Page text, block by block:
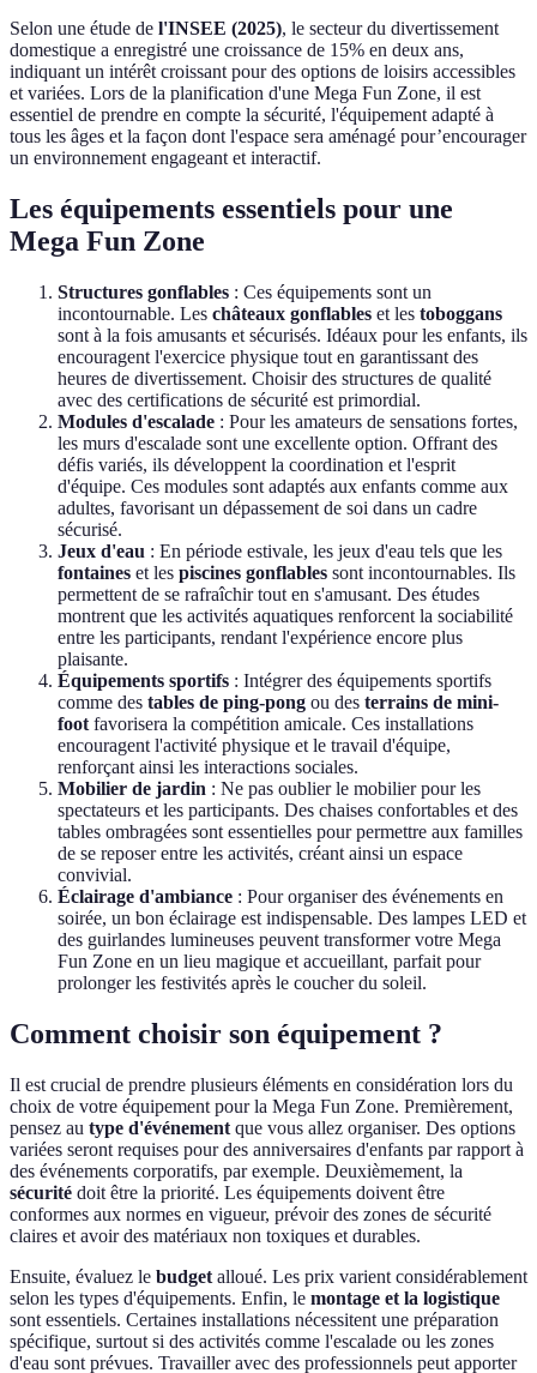
Selon une étude de l'INSEE (2025), le secteur du divertissement
domestique a enregistré une croissance de 15% en deux ans,
indiquant un intérêt croissant pour des options de loisirs accessibles
et variées. Lors de la planification d'une Mega Fun Zone, il est
essentiel de prendre en compte la sécurité, l'équipement adapté à
tous les âges et la façon dont l'espace sera aménagé pour’encourager
un environnement engageant et interactif.
Les équipements essentiels pour une
Mega Fun Zone
Structures gonflables : Ces équipements sont un
incontournable. Les châteaux gonflables et les toboggans
sont à la fois amusants et sécurisés. Idéaux pour les enfants, ils
encouragent l'exercice physique tout en garantissant des
heures de divertissement. Choisir des structures de qualité
avec des certifications de sécurité est primordial.
Modules d'escalade : Pour les amateurs de sensations fortes,
les murs d'escalade sont une excellente option. Offrant des
défis variés, ils développent la coordination et l'esprit
d'équipe. Ces modules sont adaptés aux enfants comme aux
adultes, favorisant un dépassement de soi dans un cadre
sécurisé.
Jeux d'eau : En période estivale, les jeux d'eau tels que les
fontaines et les piscines gonflables sont incontournables. Ils
permettent de se rafraîchir tout en s'amusant. Des études
montrent que les activités aquatiques renforcent la sociabilité
entre les participants, rendant l'expérience encore plus
plaisante.
Équipements sportifs : Intégrer des équipements sportifs
comme des tables de ping-pong ou des terrains de mini-
foot favorisera la compétition amicale. Ces installations
encouragent l'activité physique et le travail d'équipe,
renforçant ainsi les interactions sociales.
Mobilier de jardin : Ne pas oublier le mobilier pour les
spectateurs et les participants. Des chaises confortables et des
tables ombragées sont essentielles pour permettre aux familles
de se reposer entre les activités, créant ainsi un espace
convivial.
Éclairage d'ambiance : Pour organiser des événements en
soirée, un bon éclairage est indispensable. Des lampes LED et
des guirlandes lumineuses peuvent transformer votre Mega
Fun Zone en un lieu magique et accueillant, parfait pour
prolonger les festivités après le coucher du soleil.
Comment choisir son équipement ?
Il est crucial de prendre plusieurs éléments en considération lors du
choix de votre équipement pour la Mega Fun Zone. Premièrement,
pensez au type d'événement que vous allez organiser. Des options
variées seront requises pour des anniversaires d'enfants par rapport à
des événements corporatifs, par exemple. Deuxièmement, la
sécurité doit être la priorité. Les équipements doivent être
conformes aux normes en vigueur, prévoir des zones de sécurité
claires et avoir des matériaux non toxiques et durables.
Ensuite, évaluez le budget alloué. Les prix varient considérablement
selon les types d'équipements. Enfin, le montage et la logistique
sont essentiels. Certaines installations nécessitent une préparation
spécifique, surtout si des activités comme l'escalade ou les zones
d'eau sont prévues. Travailler avec des professionnels peut apporter